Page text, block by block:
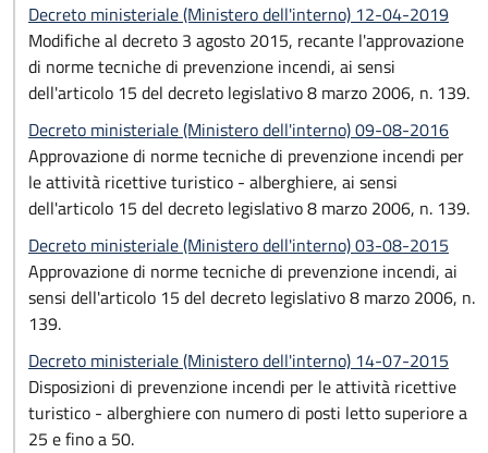
Decreto ministeriale (Ministero dell'interno) 12-04-2019
Modifiche al decreto 3 agosto 2015, recante l'approvazione
di norme tecniche di prevenzione incendi, ai sensi
dell'articolo 15 del decreto legislativo 8 marzo 2006, n. 139.
Decreto ministeriale (Ministero dell'interno) 09-08-2016
Approvazione di norme tecniche di prevenzione incendi per
le attività ricettive turistico - alberghiere, ai sensi
dell'articolo 15 del decreto legislativo 8 marzo 2006, n. 139.
Decreto ministeriale (Ministero dell'interno) 03-08-2015
Approvazione di norme tecniche di prevenzione incendi, ai
sensi dell'articolo 15 del decreto legislativo 8 marzo 2006, n.
139.
Decreto ministeriale (Ministero dell'interno) 14-07-2015
Disposizioni di prevenzione incendi per le attività ricettive
turistico - alberghiere con numero di posti letto superiore a
25 e fino a 50.